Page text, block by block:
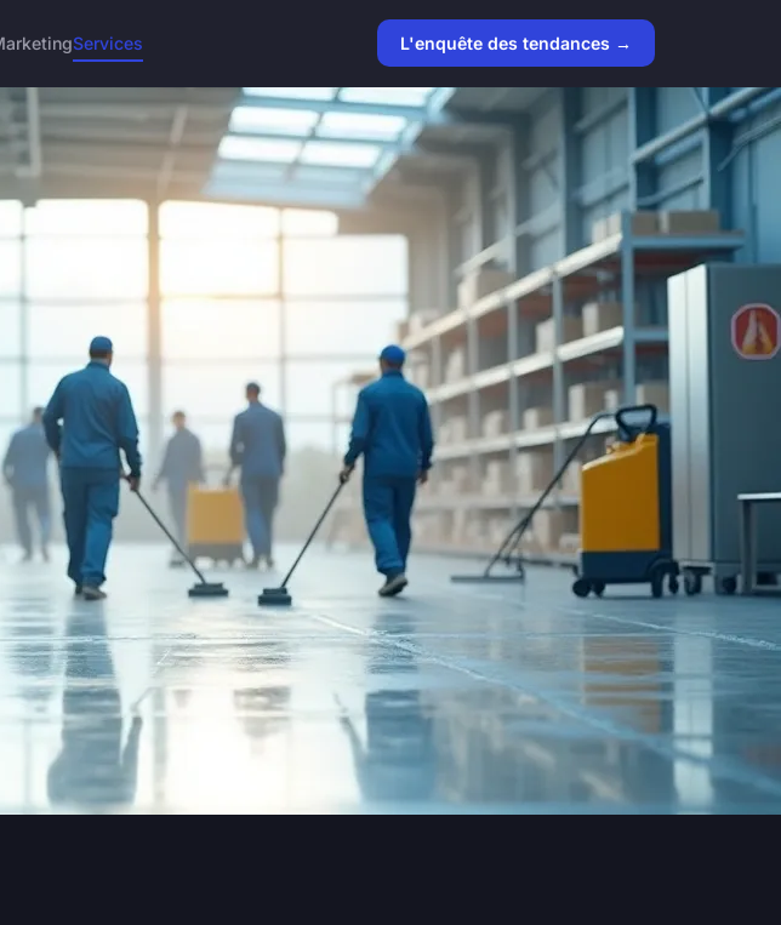
Services L'enquête des tendances →